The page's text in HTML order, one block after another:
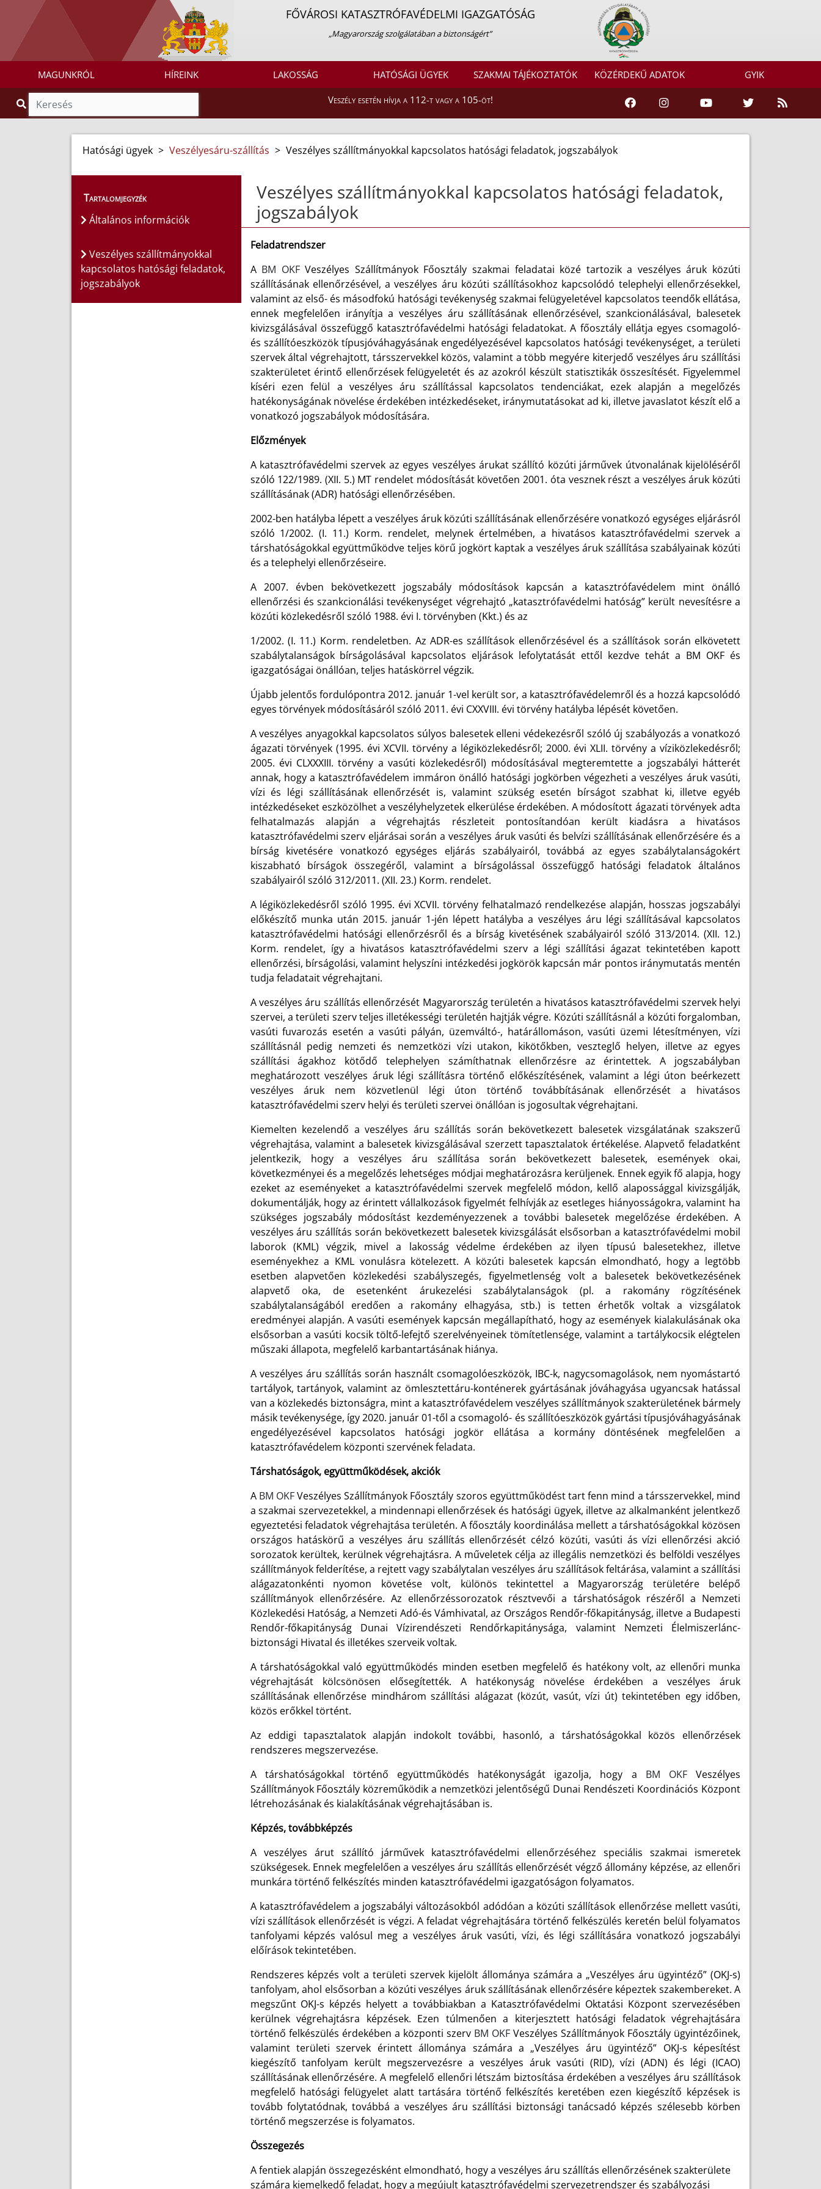
FŐVÁROSI KATASZTRÓFAVÉDELMI IGAZGATÓSÁG
„Magyarország szolgálatában a biztonságért”
MAGUNKRÓL HÍREINK LAKOSSÁG HATÓSÁGI ÜGYEK SZAKMAI TÁJÉKOZTATÓK KÖZÉRDEKŰ ADATOK GYIK
Veszély esetén hívja a 112-t vagy a 105-öt!
Hatósági ügyek > Veszélyesáru-szállítás > Veszélyes szállítmányokkal kapcsolatos hatósági feladatok, jogszabályok
Tartalomjegyzék
Általános információk
Veszélyes szállítmányokkal
kapcsolatos hatósági feladatok,
jogszabályok
Veszélyes szállítmányokkal kapcsolatos hatósági feladatok,
jogszabályok
Feladatrendszer
A BM OKFVeszélyes Szállítmányok Főosztály szakmai feladatai közé tartozik a veszélyes áruk közúti
szállításának ellenőrzésével, a veszélyes áru közúti szállításokhoz kapcsolódó telephelyi ellenőrzésekkel,
valamint az első- és másodfokú hatósági tevékenység szakmai felügyeletével kapcsolatos teendők ellátása,
ennek megfelelően irányítja a veszélyes áru szállításának ellenőrzésével, szankcionálásával, balesetek
kivizsgálásával összefüggő katasztrófavédelmi hatósági feladatokat. A főosztály ellátja egyes csomagoló-
és szállítóeszközök típusjóváhagyásának engedélyezésével kapcsolatos hatósági tevékenységet, a területi
szervek által végrehajtott, társszervekkel közös, valamint a több megyére kiterjedő veszélyes áru szállítási
szakterületet érintő ellenőrzések felügyeletét és az azokról készült statisztikák összesítését. Figyelemmel
kíséri ezen felül a veszélyes áru szállítással kapcsolatos tendenciákat, ezek alapján a megelőzés
hatékonyságának növelése érdekében intézkedéseket, iránymutatásokat ad ki, illetve javaslatot készít elő a
vonatkozó jogszabályok módosítására.
Előzmények
A katasztrófavédelmi szervek az egyes veszélyes árukat szállító közúti járművek útvonalának kijelöléséről
szóló 122/1989. (XII. 5.) MT rendelet módosítását követően 2001. óta vesznek részt a veszélyes áruk közúti
szállításának (ADR) hatósági ellenőrzésében.
2002-ben hatályba lépett a veszélyes áruk közúti szállításának ellenőrzésére vonatkozó egységes eljárásról
szóló 1/2002. (I. 11.) Korm. rendelet, melynek értelmében, a hivatásos katasztrófavédelmi szervek a
társhatóságokkal együttműködve teljes körű jogkört kaptak a veszélyes áruk szállítása szabályainak közúti
és a telephelyi ellenőrzéseire.
A 2007. évben bekövetkezett jogszabály módosítások kapcsán a katasztrófavédelem mint önálló
ellenőrzési és szankcionálási tevékenységet végrehajtó „katasztrófavédelmi hatóság” került nevesítésre a
közúti közlekedésről szóló 1988. évi I. törvényben (Kkt.) és az
1/2002. (I. 11.) Korm. rendeletben. Az ADR-es szállítások ellenőrzésével és a szállítások során elkövetett
szabálytalanságok bírságolásával kapcsolatos eljárások lefolytatását ettől kezdve tehát a BM OKF és
igazgatóságai önállóan, teljes hatáskörrel végzik.
Újabb jelentős fordulópontra 2012. január 1-vel került sor, a katasztrófavédelemről és a hozzá kapcsolódó
egyes törvények módosításáról szóló 2011. évi CXXVIII. évi törvény hatályba lépését követően.
A veszélyes anyagokkal kapcsolatos súlyos balesetek elleni védekezésről szóló új szabályozás a vonatkozó
ágazati törvények (1995. évi XCVII. törvény a légiközlekedésről; 2000. évi XLII. törvény a víziközlekedésről;
2005. évi CLXXXIII. törvény a vasúti közlekedésről) módosításával megteremtette a jogszabályi hátterét
annak, hogy a katasztrófavédelem immáron önálló hatósági jogkörben végezheti a veszélyes áruk vasúti,
vízi és légi szállításának ellenőrzését is, valamint szükség esetén bírságot szabhat ki, illetve egyéb
intézkedéseket eszközölhet a veszélyhelyzetek elkerülése érdekében. A módosított ágazati törvények adta
felhatalmazás alapján a végrehajtás részleteit pontosítandóan került kiadásra a hivatásos
katasztrófavédelmi szerv eljárásai során a veszélyes áruk vasúti és belvízi szállításának ellenőrzésére és a
bírság kivetésére vonatkozó egységes eljárás szabályairól, továbbá az egyes szabálytalanságokért
kiszabható bírságok összegéről, valamint a bírságolással összefüggő hatósági feladatok általános
szabályairól szóló 312/2011. (XII. 23.) Korm. rendelet.
A légiközlekedésről szóló 1995. évi XCVII. törvény felhatalmazó rendelkezése alapján, hosszas jogszabályi
előkészítő munka után 2015. január 1-jén lépett hatályba a veszélyes áru légi szállításával kapcsolatos
katasztrófavédelmi hatósági ellenőrzésről és a bírság kivetésének szabályairól szóló 313/2014. (XII. 12.)
Korm. rendelet, így a hivatásos katasztrófavédelmi szerv a légi szállítási ágazat tekintetében kapott
ellenőrzési, bírságolási, valamint helyszíni intézkedési jogkörök kapcsán már pontos iránymutatás mentén
tudja feladatait végrehajtani.
A veszélyes áru szállítás ellenőrzését Magyarország területén a hivatásos katasztrófavédelmi szervek helyi
szervei, a területi szerv teljes illetékességi területén hajtják végre. Közúti szállításnál a közúti forgalomban,
vasúti fuvarozás esetén a vasúti pályán, üzemváltó-, határállomáson, vasúti üzemi létesítményen, vízi
szállításnál pedig nemzeti és nemzetközi vízi utakon, kikötőkben, veszteglő helyen, illetve az egyes
szállítási ágakhoz kötődő telephelyen számíthatnak ellenőrzésre az érintettek. A jogszabályban
meghatározott veszélyes áruk légi szállításra történő előkészítésének, valamint a légi úton beérkezett
veszélyes áruk nem közvetlenül légi úton történő továbbításának ellenőrzését a hivatásos
katasztrófavédelmi szerv helyi és területi szervei önállóan is jogosultak végrehajtani.
Kiemelten kezelendő a veszélyes áru szállítás során bekövetkezett balesetek vizsgálatának szakszerű
végrehajtása, valamint a balesetek kivizsgálásával szerzett tapasztalatok értékelése. Alapvető feladatként
jelentkezik, hogy a veszélyes áru szállítása során bekövetkezett balesetek, események okai,
következményei és a megelőzés lehetséges módjai meghatározásra kerüljenek. Ennek egyik fő alapja, hogy
ezeket az eseményeket a katasztrófavédelmi szervek megfelelő módon, kellő alapossággal kivizsgálják,
dokumentálják, hogy az érintett vállalkozások figyelmét felhívják az esetleges hiányosságokra, valamint ha
szükséges jogszabály módosítást kezdeményezzenek a további balesetek megelőzése érdekében. A
veszélyes áru szállítás során bekövetkezett balesetek kivizsgálását elsősorban a katasztrófavédelmi mobil
laborok (KML) végzik, mivel a lakosság védelme érdekében az ilyen típusú balesetekhez, illetve
eseményekhez a KML vonulásra kötelezett. A közúti balesetek kapcsán elmondható, hogy a legtöbb
esetben alapvetően közlekedési szabályszegés, figyelmetlenség volt a balesetek bekövetkezésének
alapvető oka, de esetenként árukezelési szabálytalanságok (pl. a rakomány rögzítésének
szabálytalanságából eredően a rakomány elhagyása, stb.) is tetten érhetők voltak a vizsgálatok
eredményei alapján. A vasúti események kapcsán megállapítható, hogy az események kialakulásának oka
elsősorban a vasúti kocsik töltő-lefejtő szerelvényeinek tömítetlensége, valamint a tartálykocsik elégtelen
műszaki állapota, megfelelő karbantartásának hiánya.
A veszélyes áru szállítás során használt csomagolóeszközök, IBC-k, nagycsomagolások, nem nyomástartó
tartályok, tartányok, valamint az ömlesztettáru-konténerek gyártásának jóváhagyása ugyancsak hatással
van a közlekedés biztonságra, mint a katasztrófavédelem veszélyes szállítmányok szakterületének bármely
másik tevékenysége, így 2020. január 01-től a csomagoló- és szállítóeszközök gyártási típusjóváhagyásának
engedélyezésével kapcsolatos hatósági jogkör ellátása a kormány döntésének megfelelően a
katasztrófavédelem központi szervének feladata.
Társhatóságok, együttműködések, akciók
A BM OKFVeszélyes Szállítmányok Főosztály szoros együttműködést tart fenn mind a társszervekkel, mind
a szakmai szervezetekkel, a mindennapi ellenőrzések és hatósági ügyek, illetve az alkalmanként jelentkező
egyeztetési feladatok végrehajtása területén. A főosztály koordinálása mellett a társhatóságokkal közösen
országos hatáskörű a veszélyes áru szállítás ellenőrzését célzó közúti, vasúti ás vízi ellenőrzési akció
sorozatok kerültek, kerülnek végrehajtásra. A műveletek célja az illegális nemzetközi és belföldi veszélyes
szállítmányok felderítése, a rejtett vagy szabálytalan veszélyes áru szállítások feltárása, valamint a szállítási
alágazatonkénti nyomon követése volt, különös tekintettel a Magyarország területére belépő
szállítmányok ellenőrzésére. Az ellenőrzéssorozatok résztvevői a társhatóságok részéről a Nemzeti
Közlekedési Hatóság, a Nemzeti Adó-és Vámhivatal, az Országos Rendőr-főkapitányság, illetve a Budapesti
Rendőr-főkapitányság Dunai Vízirendészeti Rendőrkapitánysága, valamint Nemzeti Élelmiszerlánc-
biztonsági Hivatal és illetékes szerveik voltak.
A társhatóságokkal való együttműködés minden esetben megfelelő és hatékony volt, az ellenőri munka
végrehajtását kölcsönösen elősegítették. A hatékonyság növelése érdekében a veszélyes áruk
szállításának ellenőrzése mindhárom szállítási alágazat (közút, vasút, vízi út) tekintetében egy időben,
közös erőkkel történt.
Az eddigi tapasztalatok alapján indokolt további, hasonló, a társhatóságokkal közös ellenőrzések
rendszeres megszervezése.
A társhatóságokkal történő együttműködés hatékonyságát igazolja, hogy a BM OKFVeszélyes
Szállítmányok Főosztály közreműködik a nemzetközi jelentőségű Dunai Rendészeti Koordinációs Központ
létrehozásának és kialakításának végrehajtásában is.
Képzés, továbbképzés
A veszélyes árut szállító járművek katasztrófavédelmi ellenőrzéséhez speciális szakmai ismeretek
szükségesek. Ennek megfelelően a veszélyes áru szállítás ellenőrzését végző állomány képzése, az ellenőri
munkára történő felkészítés minden katasztrófavédelmi igazgatóságon folyamatos.
A katasztrófavédelem a jogszabályi változásokból adódóan a közúti szállítások ellenőrzése mellett vasúti,
vízi szállítások ellenőrzését is végzi. A feladat végrehajtására történő felkészülés keretén belül folyamatos
tanfolyami képzés valósul meg a veszélyes áruk vasúti, vízi, és légi szállítására vonatkozó jogszabályi
előírások tekintetében.
Rendszeres képzés volt a területi szervek kijelölt állománya számára a „Veszélyes áru ügyintéző” (OKJ-s)
tanfolyam, ahol elsősorban a közúti veszélyes áruk szállításának ellenőrzésére képeztek szakembereket. A
megszűnt OKJ-s képzés helyett a továbbiakban a Katasztrófavédelmi Oktatási Központ szervezésében
kerülnek végrehajtásra képzések. Ezen túlmenően a kiterjesztett hatósági feladatok végrehajtására
történő felkészülés érdekében a központi szerv BM OKF Veszélyes Szállítmányok Főosztály ügyintézőinek,
valamint területi szervek érintett állománya számára a „Veszélyes áru ügyintéző” OKJ-s képesítést
kiegészítő tanfolyam került megszervezésre a veszélyes áruk vasúti (RID), vízi (ADN) és légi (ICAO)
szállításának ellenőrzésére. A megfelelő ellenőri létszám biztosítása érdekében a veszélyes áru szállítások
megfelelő hatósági felügyelet alatt tartására történő felkészítés keretében ezen kiegészítő képzések is
tovább folytatódnak, továbbá a veszélyes áru szállítási biztonsági tanácsadó képzés szélesebb körben
történő megszerzése is folyamatos.
Összegezés
A fentiek alapján összegezésként elmondható, hogy a veszélyes áru szállítás ellenőrzésének szakterülete
számára kiemelkedő feladat, hogy a megújult katasztrófavédelmi szervezetrendszer és szabályozási